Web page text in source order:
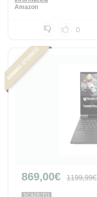
Amazon
0
MINIMO STORICO
869,00€ 1199,99€
SCADUTO